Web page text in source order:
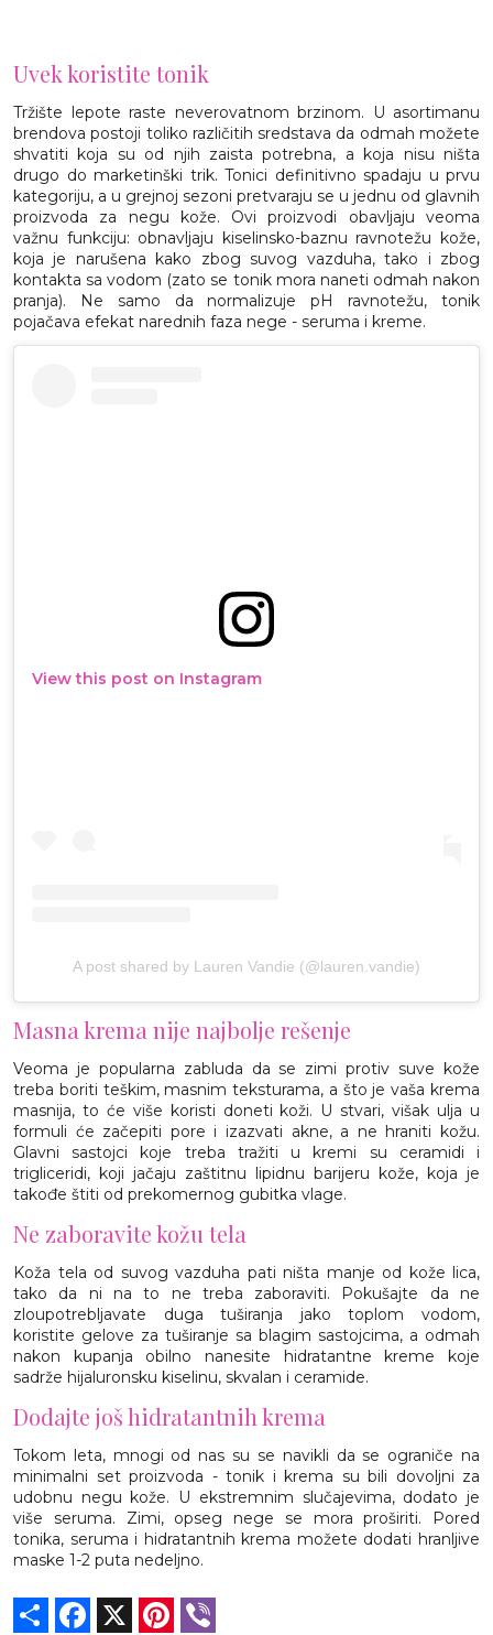
Uvek koristite tonik
Tržište lepote raste neverovatnom brzinom. U asortimanu
brendova postoji toliko različitih sredstava da odmah možete
shvatiti koja su od njih zaista potrebna, a koja nisu ništa
drugo do marketinški trik. Tonici definitivno spadaju u prvu
kategoriju, a u grejnoj sezoni pretvaraju se u jednu od glavnih
proizvoda za negu kože. Ovi proizvodi obavljaju veoma
važnu funkciju: obnavljaju kiselinsko-baznu ravnotežu kože,
koja je narušena kako zbog suvog vazduha, tako i zbog
kontakta sa vodom (zato se tonik mora naneti odmah nakon
pranja). Ne samo da normalizuje pH ravnotežu, tonik
pojačava efekat narednih faza nege - seruma i kreme.
View this post on Instagram
A post shared by Lauren Vandie (@lauren.vandie)
Masna krema nije najbolje rešenje
Veoma je popularna zabluda da se zimi protiv suve kože
treba boriti teškim, masnim teksturama, a što je vaša krema
masnija, to će više koristi doneti koži. U stvari, višak ulja u
formuli će začepiti pore i izazvati akne, a ne hraniti kožu.
Glavni sastojci koje treba tražiti u kremi su ceramidi i
trigliceridi, koji jačaju zaštitnu lipidnu barijeru kože, koja je
takođe štiti od prekomernog gubitka vlage.
Ne zaboravite kožu tela
Koža tela od suvog vazduha pati ništa manje od kože lica,
tako da ni na to ne treba zaboraviti. Pokušajte da ne
zloupotrebljavate duga tuširanja jako toplom vodom,
koristite gelove za tuširanje sa blagim sastojcima, a odmah
nakon kupanja obilno nanesite hidratantne kreme koje
sadrže hijaluronsku kiselinu, skvalan i ceramide.
Dodajte još hidratantnih krema
Tokom leta, mnogi od nas su se navikli da se ograniče na
minimalni set proizvoda - tonik i krema su bili dovoljni za
udobnu negu kože. U ekstremnim slučajevima, dodato je
više seruma. Zimi, opseg nege se mora proširiti. Pored
tonika, seruma i hidratantnih krema možete dodati hranljive
maske 1-2 puta nedeljno.
Share Facebook Pinterest